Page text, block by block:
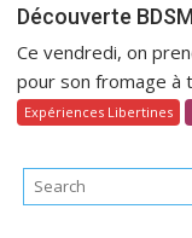
Découverte
Ce vendredi, on
pour son fromage à
Expériences Libertines